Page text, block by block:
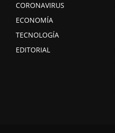
CORONAVIRUS
ECONOMÍA
TECNOLOGÍA
EDITORIAL